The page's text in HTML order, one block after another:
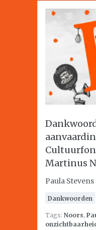
Martinus
Paula Stevens
Dankwoorden
Tags: Noors,